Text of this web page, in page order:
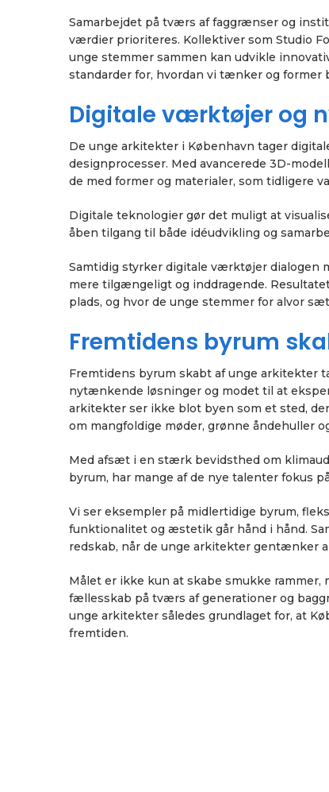
Samarbejdet på tværs af faggrænser og
værdier prioriteres. Kollektiver som Studio
unge stemmer sammen kan udvikle
standarder for, hvordan vi tænker og former
Digitale værktøjer og
De unge arkitekter i København tager
designprocesser. Med avancerede 3D-
de med former og materialer, som tidligere
Digitale teknologier gør det muligt at
åben tilgang til både idéudvikling og
Samtidig styrker digitale værktøjer dialogen
mere tilgængeligt og inddragende.
plads, og hvor de unge stemmer for alvor
Fremtidens byrum
Fremtidens byrum skabt af unge arkitekter
nytænkende løsninger og modet til at
arkitekter ser ikke blot byen som et sted,
om mangfoldige møder, grønne åndehuller
Med afsæt i en stærk bevidsthed om
byrum, har mange af de nye talenter fokus
Vi ser eksempler på midlertidige byrum,
funktionalitet og æstetik går hånd i hånd.
redskab, når de unge arkitekter gentænker
Målet er ikke kun at skabe smukke
fællesskab på tværs af generationer og
unge arkitekter således grundlaget for, at
fremtiden.